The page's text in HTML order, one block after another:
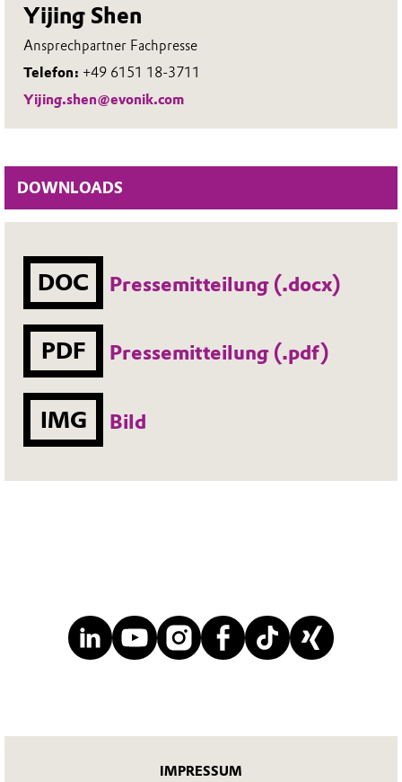
Yijing Shen
Ansprechpartner Fachpresse
Telefon: +49 6151 18-3711
Yijing.shen@evonik.com
DOWNLOADS
DOC Pressemitteilung (.docx)
PDF Pressemitteilung (.pdf)
IMG Bild
IMPRESSUM